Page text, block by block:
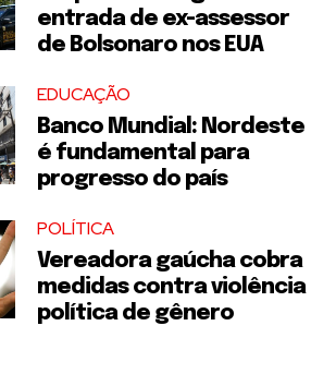
entrada de ex-assessor
de Bolsonaro nos EUA
EDUCAÇÃO
Banco Mundial: Nordeste
é fundamental para
progresso do país
POLÍTICA
Vereadora gaúcha cobra
medidas contra violência
política de gênero